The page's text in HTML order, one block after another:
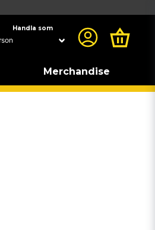
Handla som
Merchandise